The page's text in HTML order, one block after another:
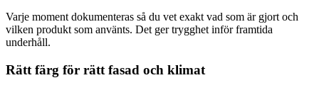
Varje moment dokumenteras så du vet exakt vad som är gjort och
vilken produkt som använts. Det ger trygghet inför framtida
underhåll.
Rätt färg för rätt fasad och klimat